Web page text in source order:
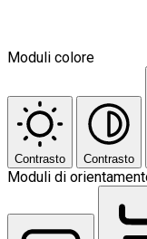
Moduli colore
Contrasto Contrasto
Moduli di